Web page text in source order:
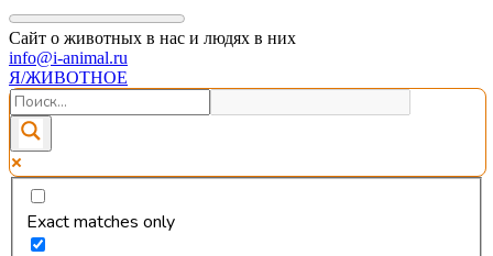
Сайт о животных в нас и людях в них
info@i-animal.ru
Я/ЖИВОТНОЕ
Exact matches only